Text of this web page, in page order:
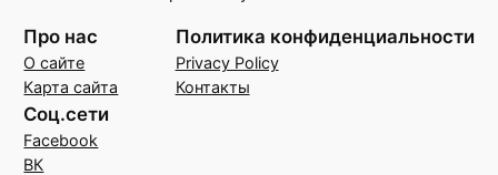
Про нас
О сайте
Карта сайта
Политика конфиденциальности
Privacy Policy
Контакты
Соц.сети
Facebook
ВК